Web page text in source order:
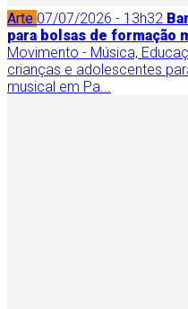
Arte 07/07/2026 - 13h32
para bolsas de formação
Movimento - Música,
crianças e adolescentes
musical em Pa...